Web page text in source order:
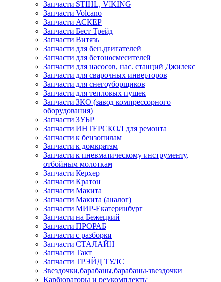
Запчасти STIHL, VIKING
Запчасти Volcano
Запчасти АСКЕР
Запчасти Бест Трейд
Запчасти Витязь
Запчасти для бен.двигателей
Запчасти для бетоносмесителей
Запчасти для насосов, нас. станций Джилекс
Запчасти для сварочных инверторов
Запчасти для снегоуборщиков
Запчасти для тепловых пушек
Запчасти ЗКО (завод компрессорного
оборудования)
Запчасти ЗУБР
Запчасти ИНТЕРСКОЛ для ремонта
Запчасти к бензопилам
Запчасти к домкратам
Запчасти к пневматическому инструменту,
отбойным молоткам
Запчасти Керхер
Запчасти Кратон
Запчасти Макита
Запчасти Макита (аналог)
Запчасти МИР-Екатеринбург
Запчасти на Бежецкий
Запчасти ПРОРАБ
Запчасти с разборки
Запчасти СТАЛАЙН
Запчасти Такт
Запчасти ТРЭЙД ТУЛС
Звездочки,барабаны,барабаны-звездочки
Карбюраторы и ремкомплекты